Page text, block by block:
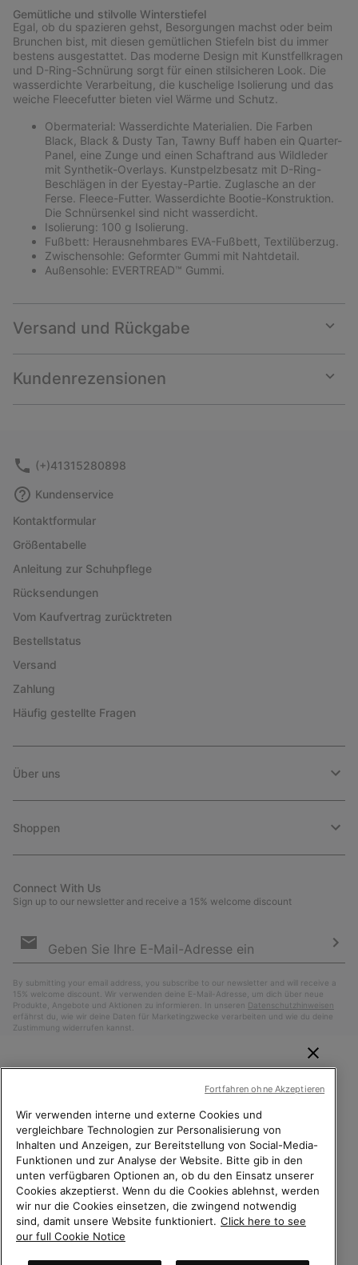
section
Gemütliche und stilvolle Winterstiefel
Egal, ob du spazieren gehst, Besorgungen machst oder beim
Brunchen bist, mit diesen gemütlichen Stiefeln bist du immer
bestens ausgestattet. Das moderne Design mit Kunstfellkragen
und D-Ring-Schnürung sorgt für einen stilsicheren Look. Die
wasserdichte Verarbeitung, die kuschelige Isolierung und das
weiche Fleecefutter bieten viel Wärme und Schutz.
Obermaterial: Wasserdichte Materialien. Die Farben
Black, Black & Dusty Tan, Tawny Buff haben ein Quarter-
Panel, eine Zunge und einen Schaftrand aus Wildleder
mit Synthetik-Overlays. Kunstpelzbesatz mit D-Ring-
Beschlägen in der Eyestay-Partie. Zuglasche an der
Ferse. Fleece-Futter. Wasserdichte Bootie-Konstruktion.
Die Schnürsenkel sind nicht wasserdicht.
Isolierung: 100 g Isolierung.
Fußbett: Herausnehmbares EVA-Fußbett, Textilüberzug.
Zwischensohle: Geformter Gummi mit Nahtdetail.
Außensohle: EVERTREAD™ Gummi.
Versand und Rückgabe
or
Kundenrezensionen
or
(+)41315280898
Kundenservice
Kontaktformular
Größentabelle
Anleitung zur Schuhpflege
Rücksendungen
Vom Kaufvertrag zurücktreten
Bestellstatus
Versand
Zahlung
Häufig gestellte Fragen
Über uns
Shoppen
Connect With Us
Sign up to our newsletter and receive a 15% welcome discount
Anmeldung
By submitting your email address, you subscribe to our newsletter and will receive a
15% welcome discount. Wir verwenden deine E-Mail-Adresse, um dich über neue
Produkte, Angebote und Aktionen zu informieren. In unseren Datenschutzhinweisen
erfährst du, wie wir deine Daten für Marketingzwecke verarbeiten und wie du deine
Zustimmung widerrufen kannst.
Schweiz (Deutsch) | English › français ›| italiano ›
©2026Columbia Sportswear Company. Avenue des Morgines, 12 1213
Petit-Lancy Switzerland. Alle Rechte vorbehalten.
WILLKOMMEN BEI SOREL.
BITTE WÄHLEN SIE IHR
LIEFERLAND.
Online-Einkauf verfügbar
United States
Online-
Switzerland-English
Wir verwenden interne und externe Cookies und
vergleichbare Technologien zur Personalisierung von
Inhalten und Anzeigen, zur Bereitstellung von Social-Media-
Funktionen und zur Analyse der Website. Bitte gib in den
unten verfügbaren Optionen an, ob du den Einsatz unserer
Cookies akzeptierst. Wenn du die Cookies ablehnst, werden
wir nur die Cookies einsetzen, die zwingend notwendig
sind, damit unsere Website funktioniert. Click here to see
our full Cookie Notice
Fortfahren ohne Akzeptieren